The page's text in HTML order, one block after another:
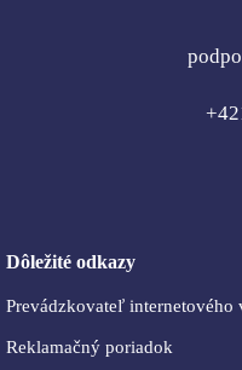
Dôležité odkazy
Prevádzkovateľ internetového
Reklamačný poriadok